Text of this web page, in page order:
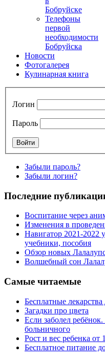
Бобруйске
Телефоны
первой
необходимости
Бобруйска
Новости
Фотогалерея
Кулинарная книга
Логин
Пароль
Забыли пароль?
Забыли логин?
Последние
Воспитание через
Изменения в
Навигатор 2021-2022
учебники, пособия
Обзор новых
Волшебный сон
Самые читаемые
Бесплатные
Загадки про цвета
Если заболел
больничного
Рост и вес ребенка от
Бесплатное питание